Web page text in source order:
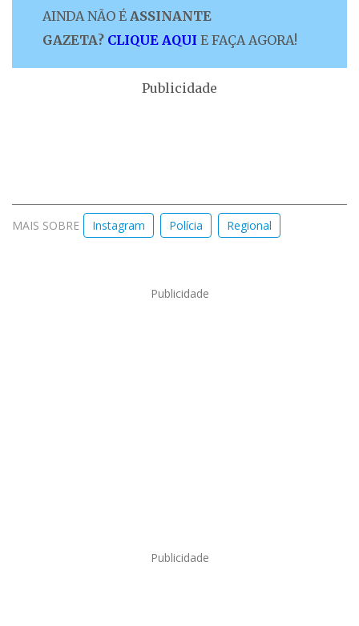
AINDA NÃO É ASSINANTE
GAZETA? CLIQUE AQUI E FAÇA AGORA!
Publicidade
MAIS SOBRE Instagram Polícia Regional
Publicidade
Publicidade